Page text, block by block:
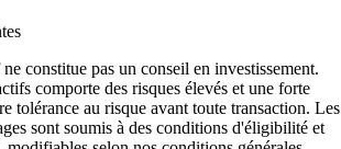
constitue pas un conseil en investissement.
comporte des risques élevés et une forte
tolérance au risque avant toute transaction. Les
sont soumis à des conditions d'éligibilité et